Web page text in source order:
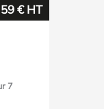
59 € HT
7